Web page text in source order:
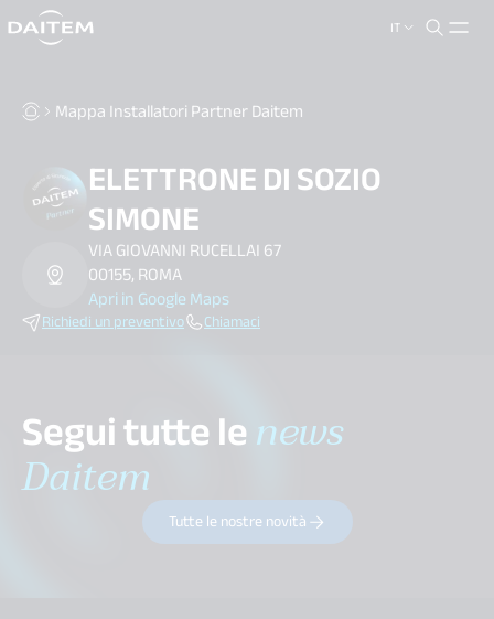
IT
search.label
Mappa Installatori Partner Daitem
ELETTRONE DI SOZIO
SIMONE
VIA GIOVANNI RUCELLAI 67
00155, ROMA
Apri in Google Maps
Richiedi un preventivo Chiamaci
Segui tutte lenews
Daitem
Tutte le nostre novità